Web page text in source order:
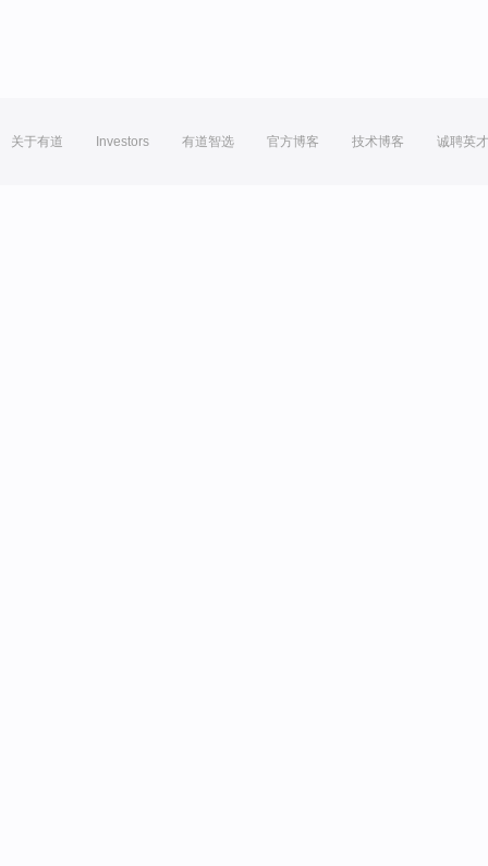
关于有道 Investors 有道智选 官方博客 技术博客 诚聘英才